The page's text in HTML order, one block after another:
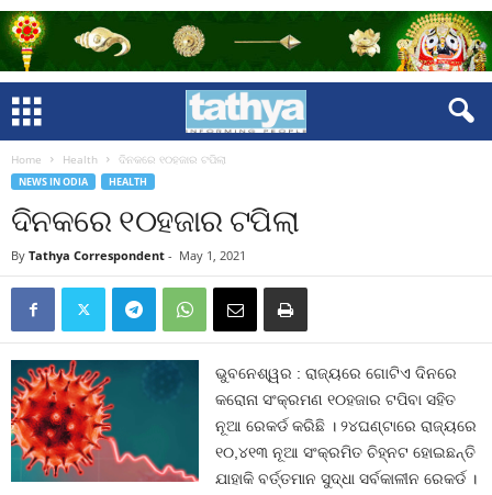
Home Health ଦିନକରେ ୧୦ହଜାର ଟପିଲା
NEWS IN ODIA HEALTH
ଦିନକରେ ୧୦ହଜାର ଟପିଲା
By Tathya Correspondent - May 1, 2021
ଭୁବନେଶ୍ୱର : ରାଜ୍ୟରେ ଗୋଟିଏ ଦିନରେ
କରୋନା ସଂକ୍ରମଣ ୧୦ହଜାର ଟପିବା ସହିତ
ନୂଆ ରେକର୍ଡ କରିଛି । ୨୪ଘଣ୍ଟାରେ ରାଜ୍ୟରେ
୧୦,୪୧୩ ନୂଆ ସଂକ୍ରମିତ ଚିହ୍ନଟ ହୋଇଛନ୍ତି
ଯାହାକି ବର୍ତ୍ତମାନ ସୁଦ୍ଧା ସର୍ବକାଳୀନ ରେକର୍ଡ ।